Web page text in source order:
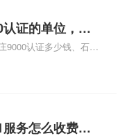
可查看下方正文！
证的单位，石
公司
9000认证多少钱、石家
钱、石家庄9000认证
务怎么收费，